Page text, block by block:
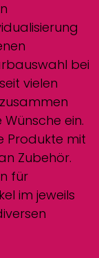
bei
vielen
ein.
Produkte mit
Zubehör.
für
im jeweils